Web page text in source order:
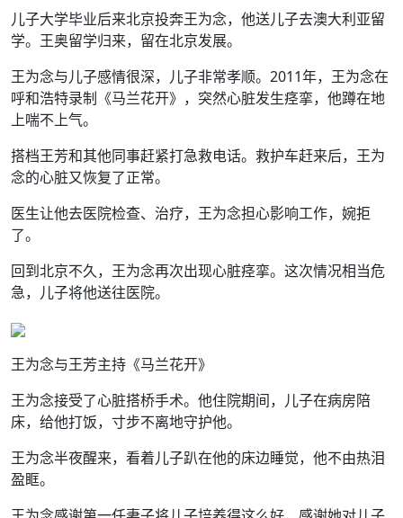
儿子大学毕业后来北京投奔王为念，他送儿子去澳大利亚留
学。王奥留学归来，留在北京发展。
王为念与儿子感情很深，儿子非常孝顺。2011年，王为念在
呼和浩特录制《马兰花开》，突然心脏发生痉挛，他蹲在地
上喘不上气。
搭档王芳和其他同事赶紧打急救电话。救护车赶来后，王为
念的心脏又恢复了正常。
医生让他去医院检查、治疗，王为念担心影响工作，婉拒
了。
回到北京不久，王为念再次出现心脏痉挛。这次情况相当危
急，儿子将他送往医院。
王为念与王芳主持《马兰花开》
王为念接受了心脏搭桥手术。他住院期间，儿子在病房陪
床，给他打饭，寸步不离地守护他。
王为念半夜醒来，看着儿子趴在他的床边睡觉，他不由热泪
盈眶。